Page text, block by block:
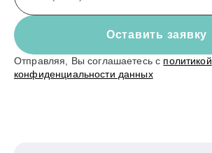
Оставить заявку
Отправляя, Вы соглашаетесь с политикой
конфиденциальности данных